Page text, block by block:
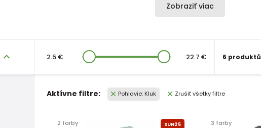
Zobraziť viac
6 produktů
2.5 € 22.7 €
Aktívne filtre: Pohlavie: Kluk Zrušiť všetky filtre
2 farby SUN25 3 farby